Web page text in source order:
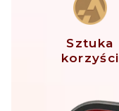
Sztuka
korzyści